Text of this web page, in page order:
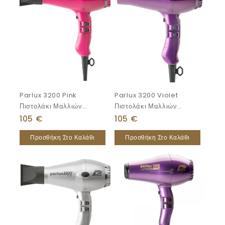
Parlux 3200 Pink
Πιστολάκι Μαλλιών
1900W
105 €
Προσθήκη Στο Καλάθι
Parlux 3200 Violet
Πιστολάκι Μαλλιών
1900W
105 €
Προσθήκη Στο Καλάθι